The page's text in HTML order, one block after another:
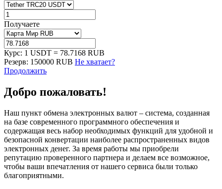
Получаете
Курс: 1 USDT = 78.7168 RUB
Резерв: 150000 RUB Не хватает?
Продолжить
Добро пожаловать!
Наш пункт обмена электронных валют – система, созданная
на базе современного программного обеспечения и
содержащая весь набор необходимых функций для удобной и
безопасной конвертации наиболее распространенных видов
электронных денег. За время работы мы приобрели
репутацию проверенного партнера и делаем все возможное,
чтобы ваши впечатления от нашего сервиса были только
благоприятными.